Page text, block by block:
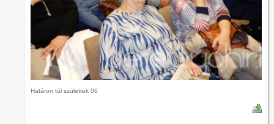
Határon túl születtek 06